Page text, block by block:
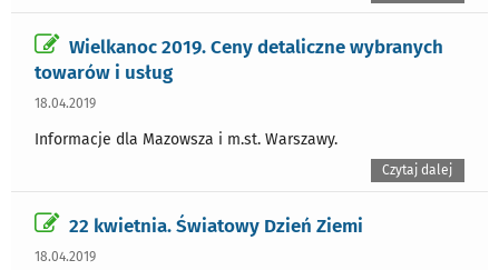
Wielkanoc 2019. Ceny detaliczne wybranych
towarów i usług
18.04.2019
Informacje dla Mazowsza i m.st. Warszawy.
Czytaj dalej
22 kwietnia. Światowy Dzień Ziemi
18.04.2019